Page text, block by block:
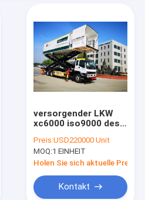
versorgender LKW
xc6000 iso9000 des
bestätigte
Preis:USD220000 Unit
MOQ:1 EINHEIT
Holen Sie sich aktuelle Preis
Kontakt